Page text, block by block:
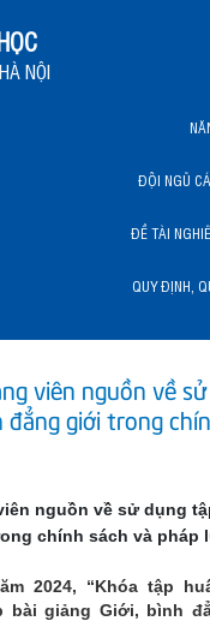
NỘI
ĐỘI NGŨ
ĐỀ TÀI
QUY ĐỊNH,
viên nguồn về
đẳng giới trong
nguồn về sử dụng
chính sách và pháp
2024, “Khóa tập
bài giảng Giới, bình